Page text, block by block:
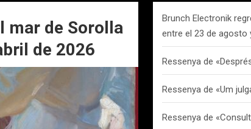
mar de Sorolla
de 2026
Brunch Electronik
entre el 23 de agosto
Ressenya de
Ressenya de «Um
Ressenya de